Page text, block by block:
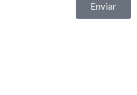
Enviar